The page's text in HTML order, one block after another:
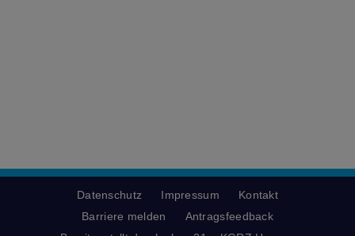
Datenschutz Impressum
Kontakt
Barriere melden
Antragsfeedback